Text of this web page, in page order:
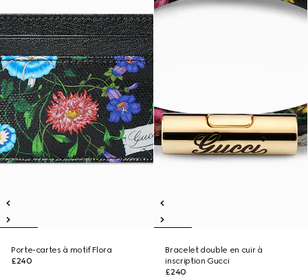
Porte-cartes à motif Flora
£240
Bracelet double en cuir à
inscription Gucci
£240